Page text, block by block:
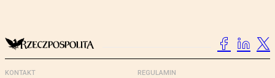
KONTAKT REGULAMIN